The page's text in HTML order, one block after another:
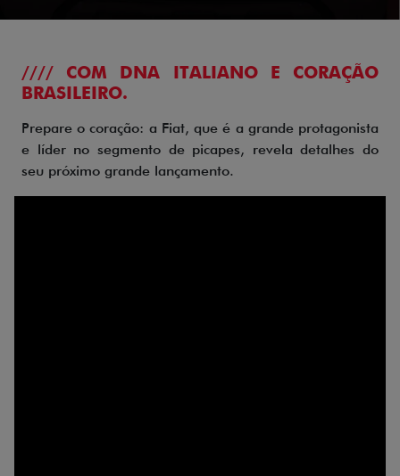
//// COM DNA ITALIANO E CORAÇÃO
BRASILEIRO.
Prepare o coração: a Fiat, que é a grande protagonista
e líder no segmento de picapes, revela detalhes do
seu próximo grande lançamento.